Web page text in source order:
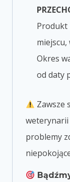
Produkt
Okres
od daty
Zawsze
problemy